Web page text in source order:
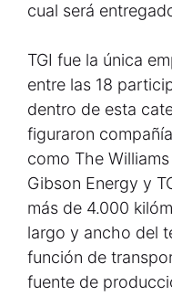
cual será
TGI fue la única
entre las 18
dentro de esta
figuraron
como The
Gibson Energy y
más de 4.000
largo y ancho del
función de
fuente de